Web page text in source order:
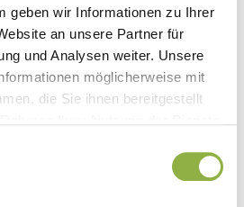
geben wir Informationen zu Ihrer
an unsere Partner für
und Analysen weiter. Unsere
möglicherweise mit
die Sie ihnen bereitgestellt
ohne Stress
werden. Sie
vollständigen Belege,